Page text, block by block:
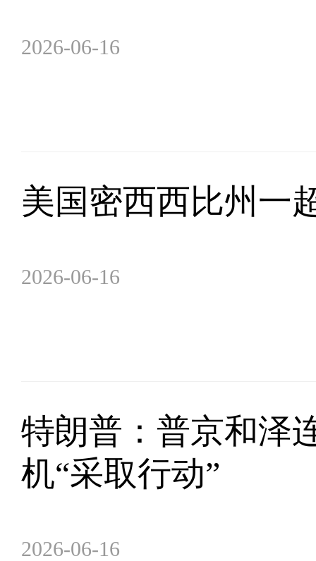
2026-06-16
美国密西西比州一
2026-06-16
特朗普：普京和泽
机“采取行动”
2026-06-16